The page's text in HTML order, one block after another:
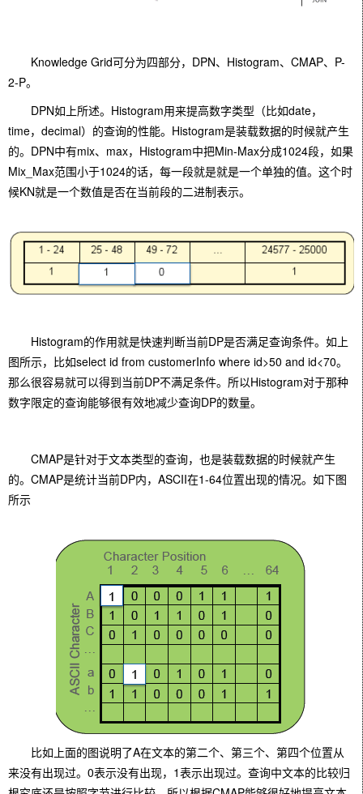
Knowledge Grid可分为四部分，DPN、Histogram、CMAP、P-
2-P。
DPN如上所述。Histogram用来提高数字类型（比如date，
time，decimal）的查询的性能。Histogram是装载数据的时候就产生
的。DPN中有mix、max，Histogram中把Min-Max分成1024段，如果
Mix_Max范围小于1024的话，每一段就是就是一个单独的值。这个时
候KN就是一个数值是否在当前段的二进制表示。
Histogram的作用就是快速判断当前DP是否满足查询条件。如上
图所示，比如select id from customerInfo where id>50 and id<70。
那么很容易就可以得到当前DP不满足条件。所以Histogram对于那种
数字限定的查询能够很有效地减少查询DP的数量。
CMAP是针对于文本类型的查询，也是装载数据的时候就产生
的。CMAP是统计当前DP内，ASCII在1-64位置出现的情况。如下图
所示
比如上面的图说明了A在文本的第二个、第三个、第四个位置从
来没有出现过。0表示没有出现，1表示出现过。查询中文本的比较归